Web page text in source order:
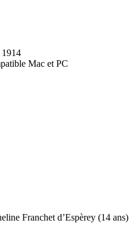
Mac et PC
Franchet d’Espèrey (14 ans)